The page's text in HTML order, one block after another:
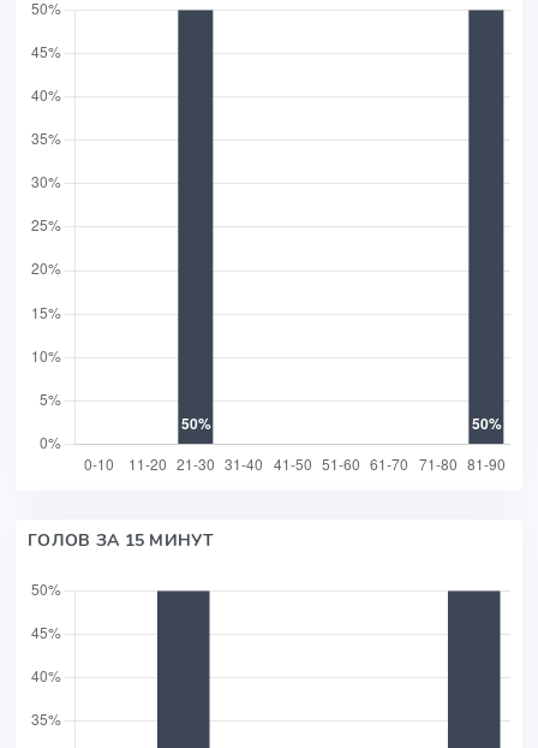
ГОЛОВ ЗА 15 МИНУТ